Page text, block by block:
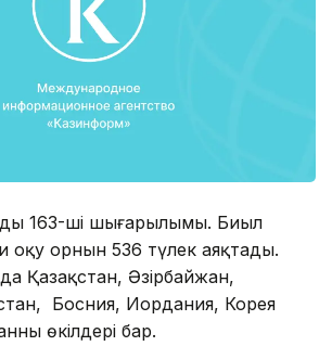
163-ші шығарылымы. Биыл
оқу орнын 536 түлек аяқтады.
Қазақстан, Әзірбайжан,
Босния, Иордания, Корея
өкілдері бар.